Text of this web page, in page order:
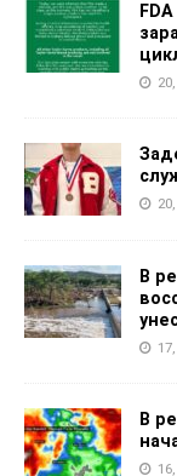
В
В